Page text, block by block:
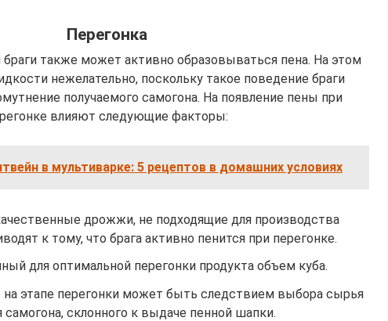
Перегонка
браги также может активно образовываться пена. На этом
нежелательно, поскольку такое поведение браги
получаемого самогона. На появление пены при
влияют следующие факторы:
в мультиварке: 5 рецептов в домашних условиях
дрожжи, не подходящие для производства
к тому, что брага активно пенится при перегонке.
для оптимальной перегонки продукта объем куба.
на этапе перегонки может быть следствием выбора сырья
самогона, склонного к выдаче пенной шапки.